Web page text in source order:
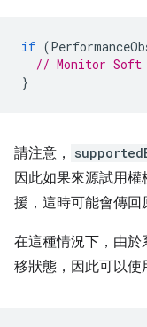
if (
// Monitor Soft
}
請注意，
因此如果來源試用
援，這時可能會傳回
在這種情況下，由
移狀態，因此可以使